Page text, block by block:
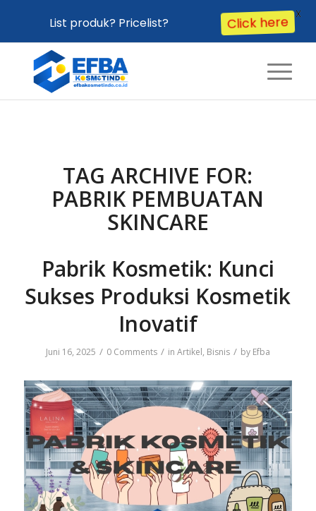
TAG ARCHIVE FOR:
PABRIK PEMBUATAN
SKINCARE
Pabrik Kosmetik: Kunci
Sukses Produksi Kosmetik
Inovatif
Juni 16, 2025 / 0 Comments / in Artikel, Bisnis / by Efba
List produk? Pricelist? Click here
X